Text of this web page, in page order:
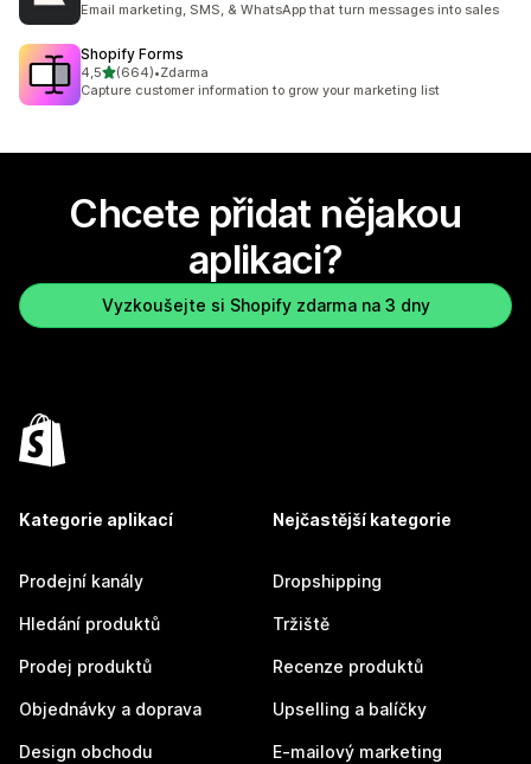
Email marketing, SMS, & WhatsApp that turn messages into sales
Shopify Forms
4,5z 5 hvězd
(664)
Celkový počet recenzí: 664
•Zdarma
Capture customer information to grow your marketing list
Chcete přidat nějakou
aplikaci?
Vyzkoušejte si Shopify zdarma na 3 dny
Kategorie aplikací
Prodejní kanály
Hledání produktů
Prodej produktů
Objednávky a doprava
Design obchodu
Nejčastější kategorie
Dropshipping
Tržiště
Recenze produktů
Upselling a balíčky
E-mailový marketing